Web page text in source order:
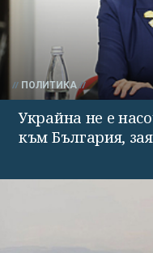
ПОЛИТИКА
Украйна не е
към България,